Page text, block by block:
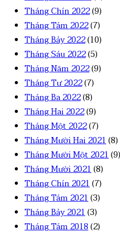
Tháng Chín 2022(9)
Tháng Tám 2022(7)
Tháng Bảy 2022(10)
Tháng Sáu 2022(5)
Tháng Năm 2022(9)
Tháng Tư 2022(7)
Tháng Ba 2022(8)
Tháng Hai 2022(9)
Tháng Một 2022(7)
Tháng Mười Hai 2021(8)
Tháng Mười Một 2021(9)
Tháng Mười 2021(8)
Tháng Chín 2021(7)
Tháng Tám 2021(3)
Tháng Bảy 2021(3)
Tháng Tám 2018(2)